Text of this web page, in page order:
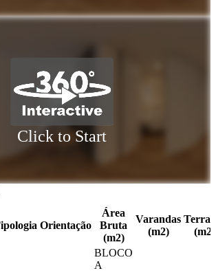
Click to Start
Orientação
Área
Bruta
(m2)
Varandas
(m2)
(m2)
BLOCO
A